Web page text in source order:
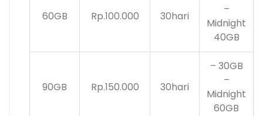
60GB Rp.100.000 30hari
–
Midnight
40GB
90GB Rp.150.000 30hari
– 30GB
–
Midnight
60GB